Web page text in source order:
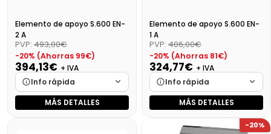
Elemento de apoyo S.600 EN-
2 A
PVP: 493,00€
-20% (Ahorras 99€)
394,13€ + IVA
Info rápida
Marca
Cargando…
MÁS DETALLES
Elemento de apoyo S.600 EN-
1 A
PVP: 406,00€
-20% (Ahorras 81€)
324,77€ + IVA
Info rápida
Marca
Cargando…
Medidas
Cargando…
MÁS DETALLES
-20%